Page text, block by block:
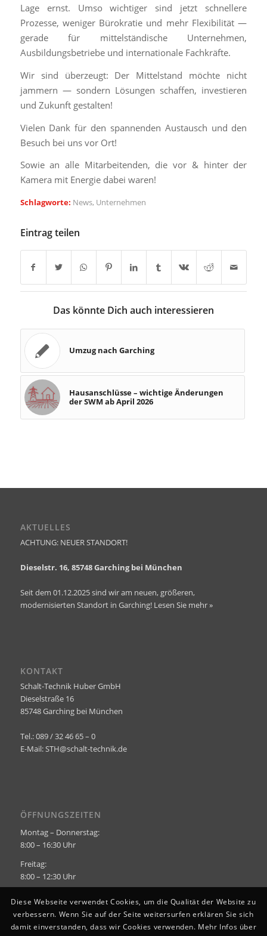
Lage ernst. Umso wichtiger sind jetzt schnellere
Prozesse, weniger Bürokratie und mehr Flexibilität —
gerade für mittelständische Unternehmen,
Ausbildungsbetriebe und internationale Fachkräfte.
Wir sind überzeugt: Der Mittelstand möchte nicht
jammern — sondern Lösungen schaffen, investieren
und Zukunft gestalten!
Vielen Dank für den spannenden Austausch und den
Besuch bei uns vor Ort!
Sowie an alle Mitarbeitenden, die vor & hinter der
Kamera mit Energie dabei waren!
Schlagworte: News, Unternehmen
Eintrag teilen
Das könnte Dich auch interessieren
Umzug nach Garching
Hausanschlüsse – wichtige Änderungen
der SWM ab April 2026
AKTUELLES
ACHTUNG: NEUER STANDORT!
Dieselstr. 16, 85748 Garching bei München
Seit dem 01.12.2025 sind wir am neuen, größeren,
modernisierten Standort in Garching! Lesen Sie mehr »
KONTAKT
Schalt-Technik Huber GmbH
Dieselstraße 16
85748 Garching bei München
Tel.: 089 / 32 46 65 – 0
E-Mail:STH@schalt-technik.de
ÖFFNUNGSZEITEN
Montag – Donnerstag:
8:00 – 16:30 Uhr
Freitag:
8:00 – 12:30 Uhr
Diese Webseite verwendet Cookies, um die Qualität der Website zu
verbessern. Wenn Sie auf der Seite weitersurfen erklären Sie sich
damit einverstanden, dass wir Cookies verwenden. Mehr Infos über